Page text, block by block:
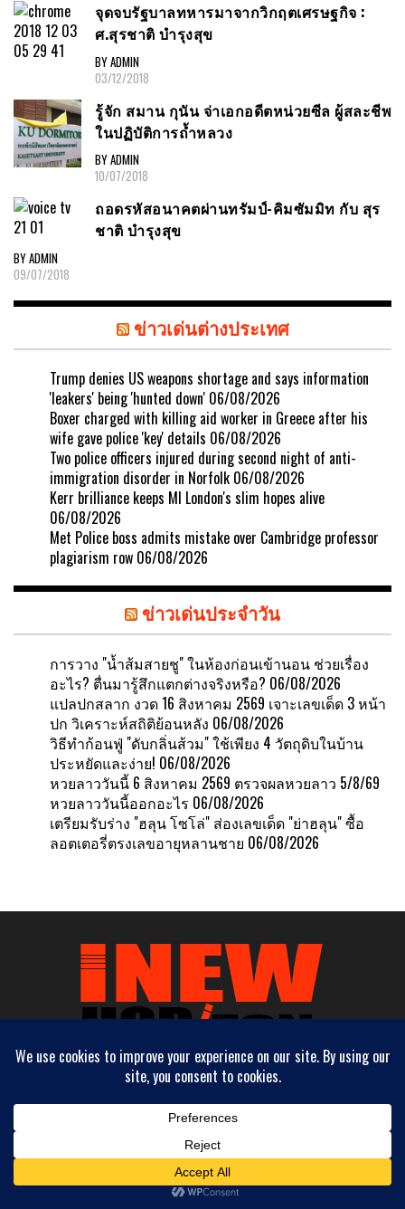
จุดจบรัฐบาลทหารมาจากวิกฤตเศรษฐกิจ :
ศ.สุรชาติ บำรุงสุข
BY ADMIN
03/12/2018
รู้จัก สมาน กุนัน จ่าเอกอดีตหน่วยซีล ผู้สละชีพ
ในปฏิบัติการถ้ำหลวง
BY ADMIN
10/07/2018
ถอดรหัสอนาคตผ่านทรัมป์-คิมซัมมิท กับ สุร
ชาติ บำรุงสุข
BY ADMIN
09/07/2018
ข่าวเด่นต่างประเทศ
Trump denies US weapons shortage and says information
'leakers' being 'hunted down' 06/08/2026
Boxer charged with killing aid worker in Greece after his
wife gave police 'key' details 06/08/2026
Two police officers injured during second night of anti-
immigration disorder in Norfolk 06/08/2026
Kerr brilliance keeps MI London's slim hopes alive
06/08/2026
Met Police boss admits mistake over Cambridge professor
plagiarism row 06/08/2026
ข่าวเด่นประจำวัน
การวาง "น้ำส้มสายชู" ในห้องก่อนเข้านอน ช่วยเรื่อง
อะไร? ตื่นมารู้สึกแตกต่างจริงหรือ? 06/08/2026
แปลปกสลาก งวด 16 สิงหาคม 2569 เจาะเลขเด็ด 3 หน้า
ปก วิเคราะห์สถิติย้อนหลัง 06/08/2026
วิธีทำก้อนฟู่ "ดับกลิ่นส้วม" ใช้เพียง 4 วัตถุดิบในบ้าน
ประหยัดและง่าย! 06/08/2026
หวยลาววันนี้ 6 สิงหาคม 2569 ตรวจผลหวยลาว 5/8/69
หวยลาววันนี้ออกอะไร 06/08/2026
เตรียมรับร่าง "ฮลุน โซโล่" ส่องเลขเด็ด "ย่าฮลุน" ซื้อ
ลอตเตอรี่ตรงเลขอายุหลานชาย 06/08/2026